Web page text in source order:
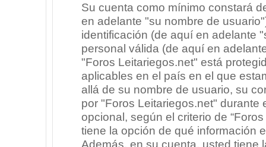
Su cuenta como mínimo constará
en adelante "su nombre de
identificación (de aquí en adelante
personal válida (de aquí en
"Foros Leitariegos.net" está
aplicables en el país en el que
allá de su nombre de usuario, su
por "Foros Leitariegos.net" durante
opcional, según el criterio de
tiene la opción de qué información
Además, en su cuenta, usted tiene